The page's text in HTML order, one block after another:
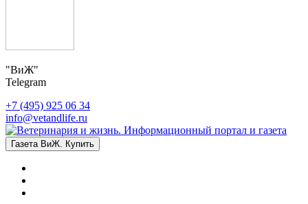
"ВиЖ"
Telegram
+7 (495) 925 06 34
info@vetandlife.ru
Газета ВиЖ. Купить